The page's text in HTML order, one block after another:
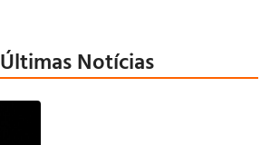
Últimas Notícias